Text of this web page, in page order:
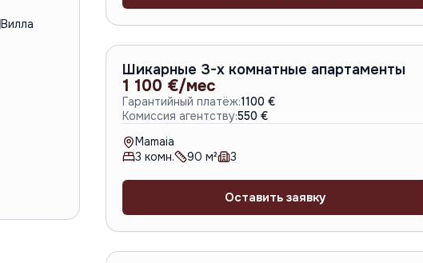
Вилла
A-6713
Шикарные 3-х комнатные апартаменты
1 100 €/мес
Гарантийный платёж:1100 €
Комиссия агентству:550 €
Mamaia
3 комн. 90 м² 3
Оставить заявку